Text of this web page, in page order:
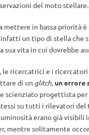
del moto
mettere in bassa priorità è
infatti un tipo di stella che
sua vita in cui dovrebbe
le ricercatrici e i ricercatori
di un glitch, un errore
scienziato progettista per
su tutti i rilevatori del
erano già
mentre solitamente